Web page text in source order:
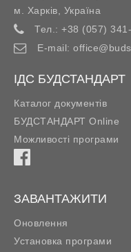
м. Харків
Україна
Тел.: +38 (057)
E-mail:
ІДС БУДСТАНДАРТ
Каталог документів
БУДСТАНДАРТ Online
Можливості програми
ЗАВАНТАЖИТИ
Оновлення
Установка програми